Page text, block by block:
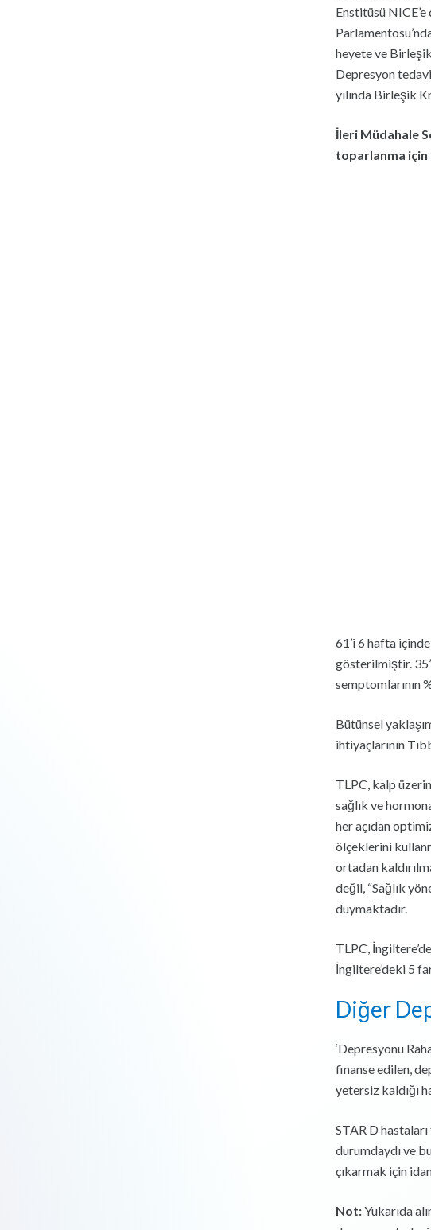
Enstitüsü
heyete ve
Depresyon
yılında Birleşik
İleri Müdahale
toparlanma için
61’i 6 hafta
gösterilmiştir.
semptomlarının
Bütünsel
ihtiyaçlarının
TLPC, kalp
sağlık ve
her açıdan
ölçeklerini
ortadan
değil, “Sağlık
duymaktadır.
TLPC,
İngiltere’deki 5
Diğer
‘Depresyonu
finanse edilen,
yetersiz kaldığı
STAR D
durumdaydı ve
çıkarmak için
Not:Yukarıda